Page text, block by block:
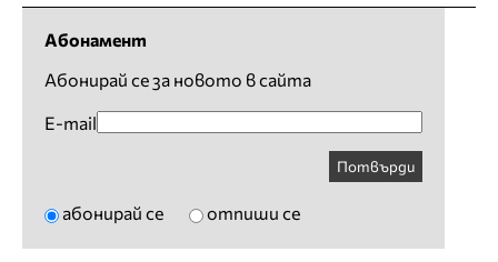
Абонамент
Абонирай се за новото в сайта
E-mail
Потвърди
абонирай се отпиши се